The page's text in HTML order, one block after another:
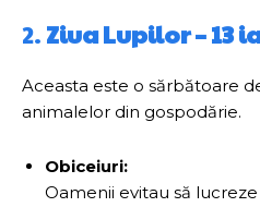
2. Ziua Lupilor – 13
Aceasta este o sărbătoare
animalelor din gospodărie.
Obiceiuri:
Oamenii evitau să